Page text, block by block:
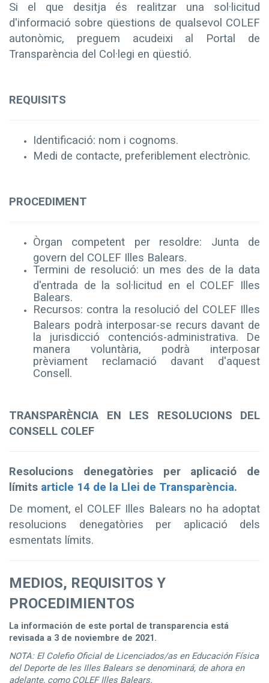
Si el que desitja és realitzar una sol·licitud
d'informació sobre qüestions de qualsevol COLEF
autonòmic, preguem acudeixi al Portal de
Transparència del Col·legi en qüestió.
REQUISITS
Identificació: nom i cognoms.
Medi de contacte, preferiblement electrònic.
PROCEDIMENT
Òrgan competent per resoldre: Junta de
govern del COLEF Illes Balears.
Termini de resolució: un mes des de la data
d'entrada de la sol·licitud en el COLEF Illes
Balears.
Recursos: contra la resolució del COLEF Illes
Balears podrà interposar-se recurs davant de
la jurisdicció contenciós-administrativa. De
manera voluntària, podrà interposar
prèviament reclamació davant d'aquest
Consell.
TRANSPARÈNCIA EN LES RESOLUCIONS DEL
CONSELL COLEF
Resolucions denegatòries per aplicació de
límits article 14 de la Llei de Transparència.
De moment, el COLEF Illes Balears no ha adoptat
resolucions denegatòries per aplicació dels
esmentats límits.
MEDIOS, REQUISITOS Y
PROCEDIMIENTOS
La información de este portal de transparencia está
revisada a 3 de noviembre de 2021.
NOTA: El Colefio Oficial de Licenciados/as en Educación Física
del Deporte de les Illes Balears se denominará, de ahora en
adelante, como COLEF Illes Balears.